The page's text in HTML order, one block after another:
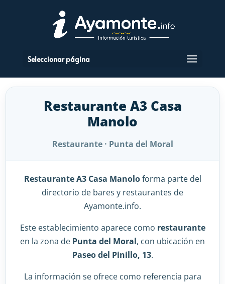
Seleccionar página
Restaurante A3 Casa
Manolo
Restaurante · Punta del Moral
Restaurante A3 Casa Manoloforma parte del
directorio de bares y restaurantes de
Ayamonte.info.
Este establecimiento aparece como restaurante
en la zona de Punta del Moral, con ubicación en
Paseo del Pinillo, 13.
La información se ofrece como referencia para